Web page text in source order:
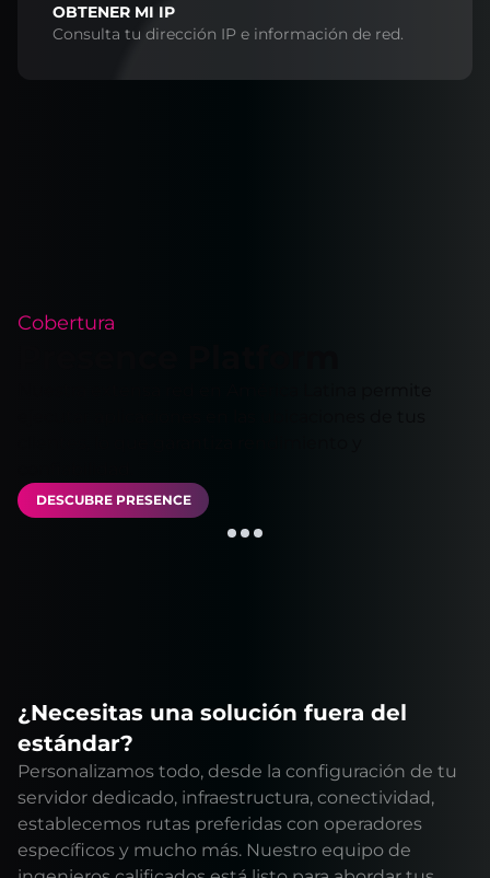
OBTENER MI IP
Consulta tu dirección IP e información de red.
Cobertura
DESCUBRE PRESENCE
¿Necesitas una solución fuera del
estándar?
Personalizamos todo, desde la configuración de tu
servidor dedicado, infraestructura, conectividad,
establecemos rutas preferidas con operadores
específicos y mucho más. Nuestro equipo de